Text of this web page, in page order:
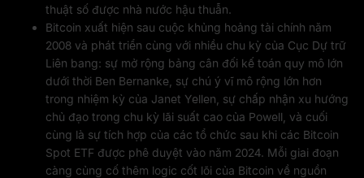
thuật số được nhà nước hậu thuẫn.
Bitcoin xuất hiện sau cuộc khủng hoảng tài chính năm
2008 và phát triển cùng với nhiều chu kỳ của Cục Dự trữ
Liên bang: sự mở rộng bảng cân đối kế toán quy mô lớn
dưới thời Ben Bernanke, sự chú ý vĩ mô rộng lớn hơn
trong nhiệm kỳ của Janet Yellen, sự chấp nhận xu hướng
chủ đạo trong chu kỳ lãi suất cao của Powell, và cuối
cùng là sự tích hợp của các tổ chức sau khi các Bitcoin
Spot ETF được phê duyệt vào năm 2024. Mỗi giai đoạn
càng củng cố thêm logic cốt lõi của Bitcoin về nguồn